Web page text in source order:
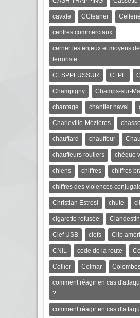
cavale CCleaner
centres commerciaux
cerner les enjeux et moyens
terroriste
CESPPLUSSUR CFPE
Champigny Champs-sur-
chantage chantier naval
Charleville-Mézières chasse
chauffard chauffeur
chauffeurs routiers chèque
chiens chiffres chiffres
chiffres des violences
Christian Estrosi chute
cigarette refusée
Clef USB clefs Clip
CNIL code de la route
Collier Colmar
comment réagir en cas
?
comment réagir en cas